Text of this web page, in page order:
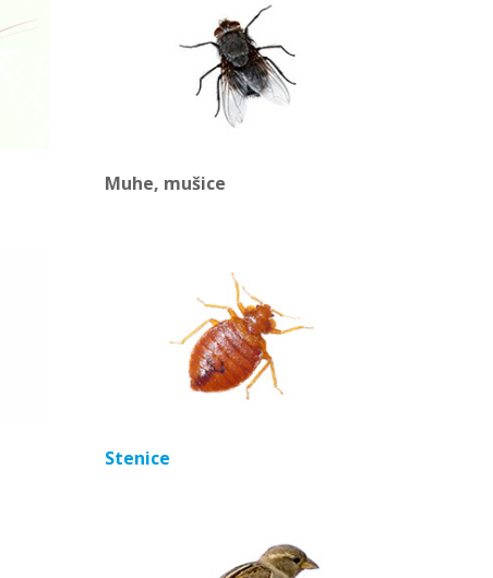
Muhe, mušice
Stenice